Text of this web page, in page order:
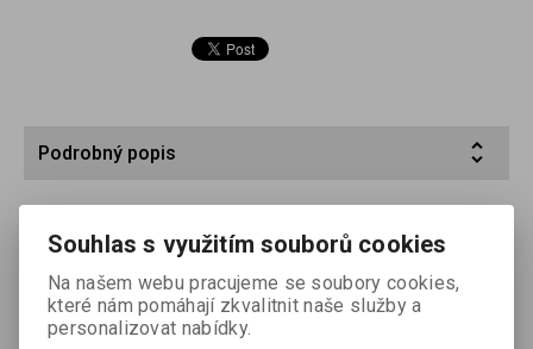
Podrobný popis
proměnnou gradací, vyrobený na papírové podložce
oboustranně laminované polyetylenem (RC). Jeho gradace se
mění při expozici pomocí barevných filtrů v širokém rozmezí
od extra měkké až po ultratvrdou. Papír je určen pro
amatérskou, komerční a uměleckou, fotografii i pro další
Souhlas s využitím souborů cookies
Na našem webu pracujeme se soubory cookies,
které nám pomáhají zkvalitnit naše služby a
personalizovat nabídky.